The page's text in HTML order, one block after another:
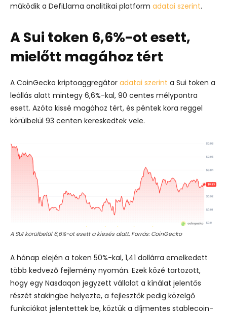
működik a DefiLlama analitikai platform adatai szerint.
A Sui token 6,6%-ot esett,
mielőtt magához tért
A CoinGecko kriptoaggregátor adatai szerint a Sui token a
leállás alatt mintegy 6,6%-kal, 90 centes mélypontra
esett. Azóta kissé magához tért, és péntek kora reggel
körülbelül 93 centen kereskedtek vele.
A SUI körülbelül 6,6%-ot esett a kiesés alatt. Forrás: CoinGecko
A hónap elején a token 50%-kal, 1,41 dollárra emelkedett
több kedvező fejlemény nyomán. Ezek közé tartozott,
hogy egy Nasdaqon jegyzett vállalat a kínálat jelentős
részét stakingbe helyezte, a fejlesztők pedig közelgő
funkciókat jelentettek be, köztük a díjmentes stablecoin-